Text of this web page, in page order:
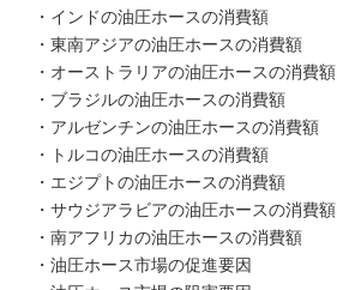
・インドの油圧ホースの消費額
・東南アジアの油圧ホースの消費額
・オーストラリアの油圧ホースの消費額
・ブラジルの油圧ホースの消費額
・アルゼンチンの油圧ホースの消費額
・トルコの油圧ホースの消費額
・エジプトの油圧ホースの消費額
・サウジアラビアの油圧ホースの消費額
・南アフリカの油圧ホースの消費額
・油圧ホース市場の促進要因